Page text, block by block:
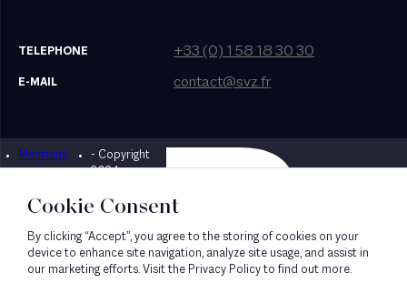
TELEPHONE +33 (0) 1 58 18 30 30
E-MAIL contact@svz.fr
Mentions
légales
- Copyright
2024
Designed by Bonhomme
Cookie Consent
By clicking “Accept”, you agree to the storing of cookies on your
device to enhance site navigation, analyze site usage, and assist in
our marketing efforts. Visit the Privacy Policy to find out more.